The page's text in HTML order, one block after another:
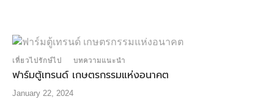
เที่ยวไปรักษ์ไป บทความแนะนำ
ฟาร์มตู้เทรนด์ เกษตรกรรมแห่งอนาคต
January 22, 2024